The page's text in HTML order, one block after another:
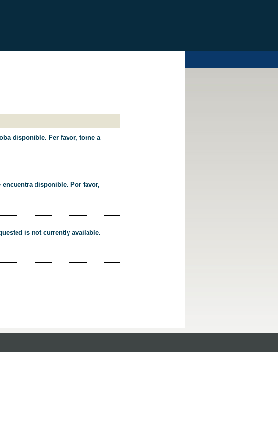
disponible. Per favor, torne a
disponible. Por favor,
is not currently available.